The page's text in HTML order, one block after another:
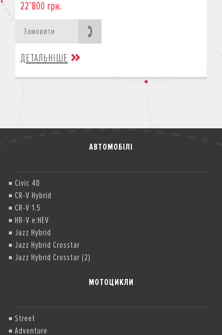
22’800 грн.
Замовити
ДЕТАЛЬНІШЕ
АВТОМОБІЛІ
Civic 4D
CR-V Hybrid
CR-V 1.5
HR-V e:HEV
Jazz Hybrid
Jazz Hybrid Crosstar
Jazz Hybrid Crosstar (2)
МОТОЦИКЛИ
Street
Adventure